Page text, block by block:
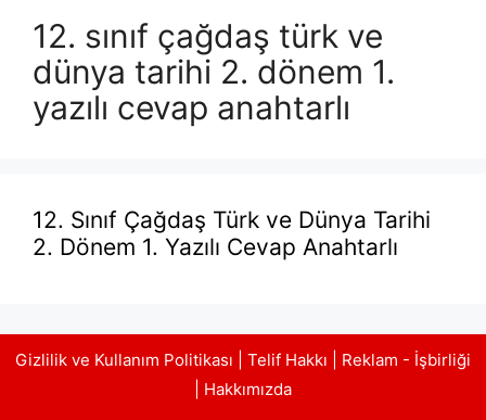
12. sınıf çağdaş türk ve
dünya tarihi 2. dönem 1.
yazılı cevap anahtarlı
12. Sınıf Çağdaş Türk ve Dünya Tarihi
2. Dönem 1. Yazılı Cevap Anahtarlı
Gizlilik ve Kullanım Politikası Telif Hakkı
Reklam - İşbirliği
Hakkımızda